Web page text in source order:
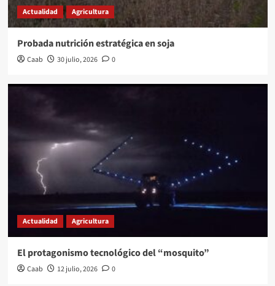
Actualidad Agricultura
Probada nutrición estratégica en soja
Caab 30 julio, 2026 0
Actualidad Agricultura
El protagonismo tecnológico del “mosquito”
Caab 12 julio, 2026 0